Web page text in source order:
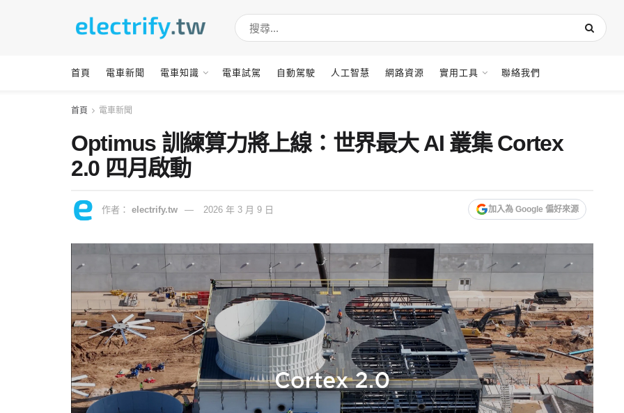
首頁 電車新聞 電車知識 電車試駕 自動駕駛 人工智慧 網路資源 實用工具 聯絡我們
首頁 電車新聞
Optimus 訓練算力將上線：世界最大 AI 叢集 Cortex
2.0 四月啟動
作者： electrify.tw 2026 年 3 月 9 日 加入為 Google 偏好來源